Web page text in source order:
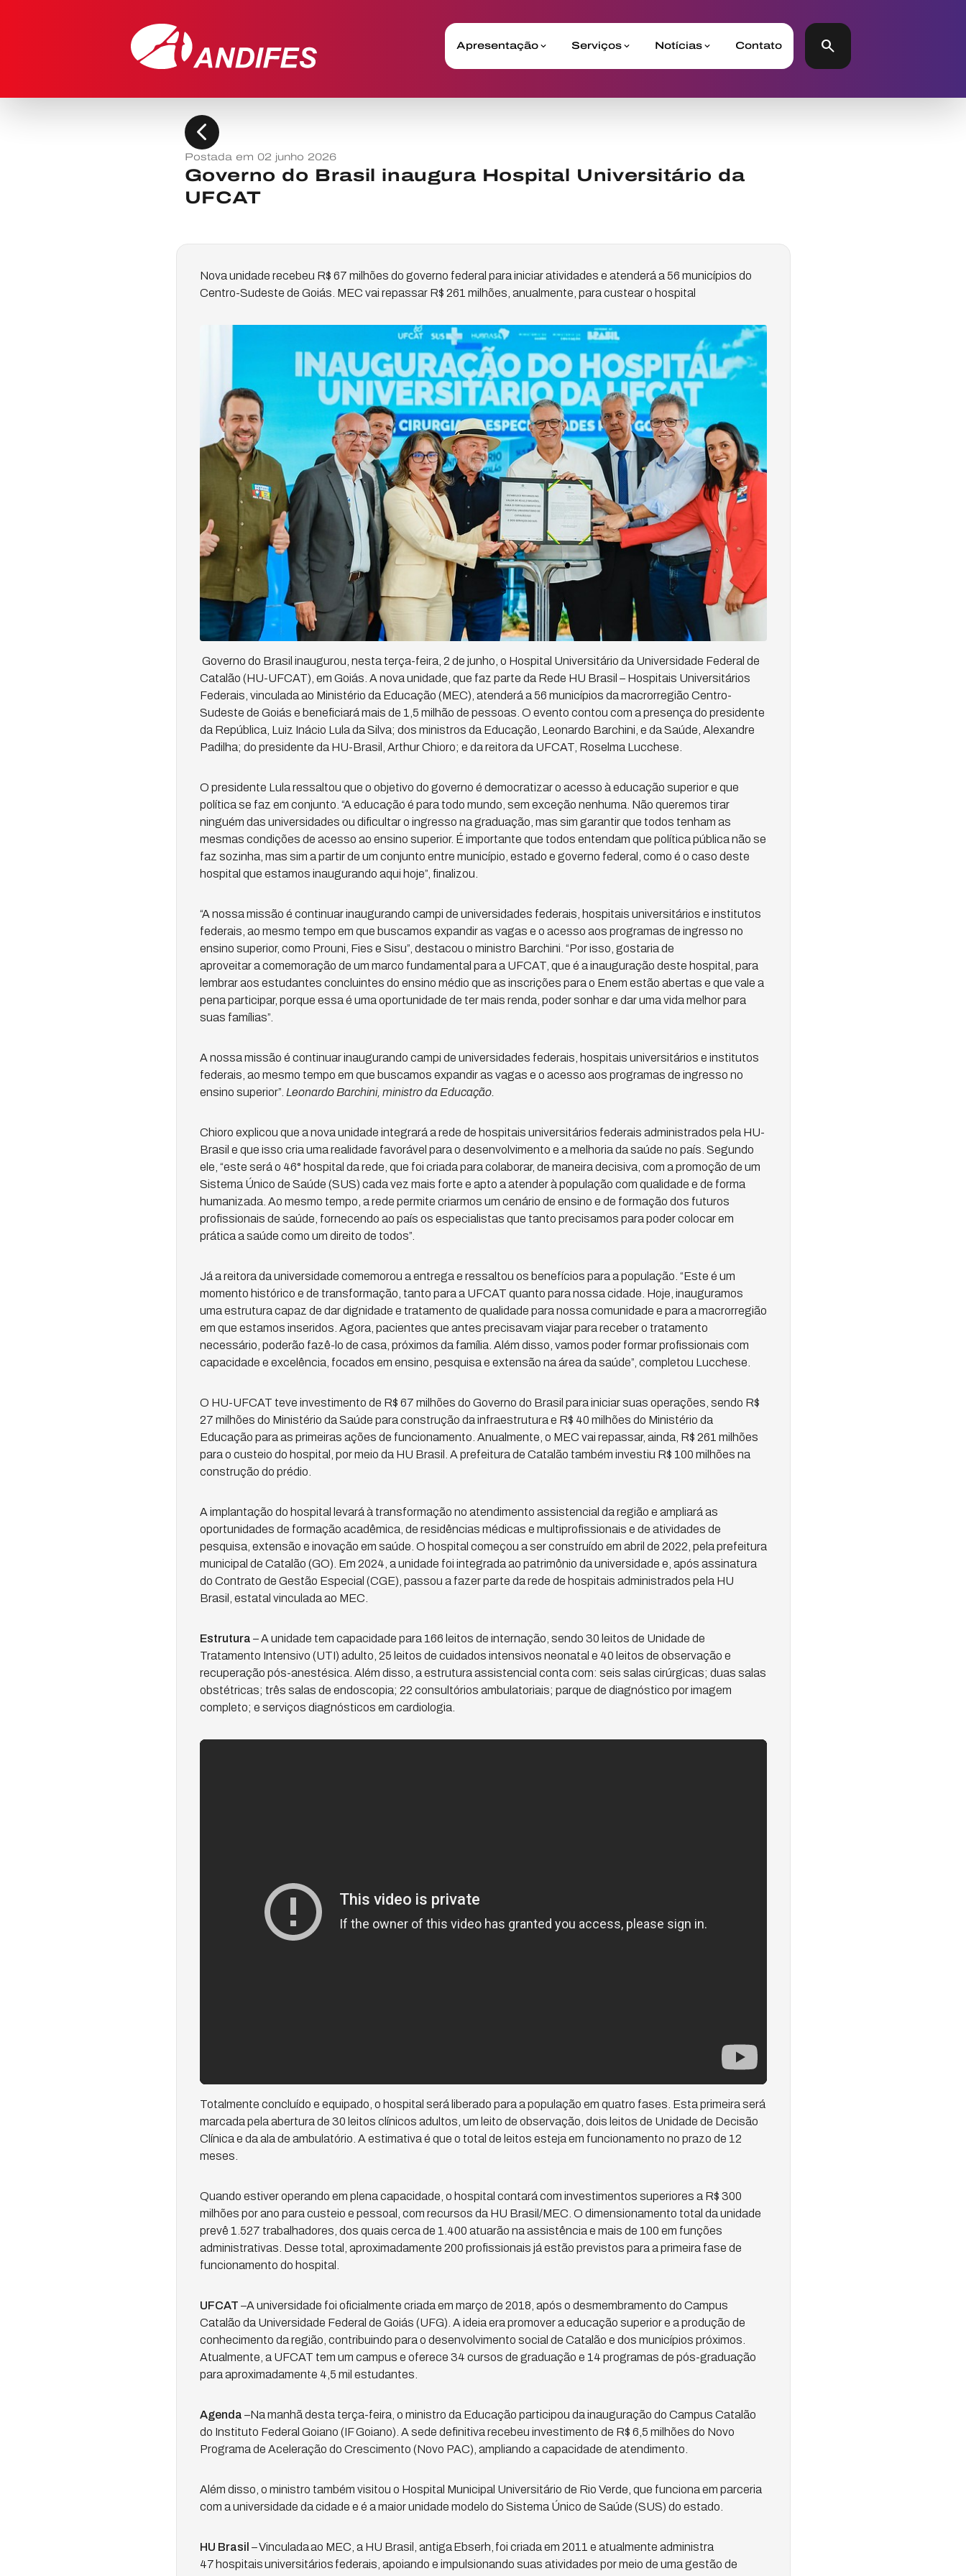
Apresentação Serviços Notícias Contato search
chevron_left
Postada em 02 junho 2026
Governo do Brasil inaugura Hospital Universitário da
UFCAT
Nova unidade recebeu R$ 67 milhões do governo federal para iniciar atividades e atenderá a 56 municípios do
Centro-Sudeste de Goiás. MEC vai repassar R$ 261 milhões, anualmente, para custear o hospital
Governo do Brasil inaugurou, nesta terça-feira, 2 de junho, o Hospital Universitário da Universidade Federal de
Catalão (HU-UFCAT), em Goiás. A nova unidade, que faz parte da Rede HU Brasil – Hospitais Universitários
Federais, vinculada ao Ministério da Educação (MEC), atenderá a 56 municípios da macrorregião Centro-
Sudeste de Goiás e beneficiará mais de 1,5 milhão de pessoas. O evento contou com a presença do presidente
da República, Luiz Inácio Lula da Silva; dos ministros da Educação, Leonardo Barchini, e da Saúde, Alexandre
Padilha; do presidente da HU-Brasil, Arthur Chioro; e da reitora da UFCAT, Roselma Lucchese.
O presidente Lula ressaltou que o objetivo do governo é democratizar o acesso à educação superior e que
política se faz em conjunto. “A educação é para todo mundo, sem exceção nenhuma. Não queremos tirar
ninguém das universidades ou dificultar o ingresso na graduação, mas sim garantir que todos tenham as
mesmas condições de acesso ao ensino superior. É importante que todos entendam que política pública não se
faz sozinha, mas sim a partir de um conjunto entre município, estado e governo federal, como é o caso deste
hospital que estamos inaugurando aqui hoje”, finalizou.
“A nossa missão é continuar inaugurando campi de universidades federais, hospitais universitários e institutos
federais, ao mesmo tempo em que buscamos expandir as vagas e o acesso aos programas de ingresso no
ensino superior, como Prouni, Fies e Sisu”, destacou o ministro Barchini. “Por isso, gostaria de
aproveitar a comemoração de um marco fundamental para a UFCAT, que é a inauguração deste hospital, para
lembrar aos estudantes concluintes do ensino médio que as inscrições para o Enem estão abertas e que vale a
pena participar, porque essa é uma oportunidade de ter mais renda, poder sonhar e dar uma vida melhor para
suas famílias”.
A nossa missão é continuar inaugurando campi de universidades federais, hospitais universitários e institutos
federais, ao mesmo tempo em que buscamos expandir as vagas e o acesso aos programas de ingresso no
ensino superior”. Leonardo Barchini, ministro da Educação.
Chioro explicou que a nova unidade integrará a rede de hospitais universitários federais administrados pela HU-
Brasil e que isso cria uma realidade favorável para o desenvolvimento e a melhoria da saúde no país. Segundo
ele, “este será o 46° hospital da rede, que foi criada para colaborar, de maneira decisiva, com a promoção de um
Sistema Único de Saúde (SUS) cada vez mais forte e apto a atender à população com qualidade e de forma
humanizada. Ao mesmo tempo, a rede permite criarmos um cenário de ensino e de formação dos futuros
profissionais de saúde, fornecendo ao país os especialistas que tanto precisamos para poder colocar em
prática a saúde como um direito de todos”.
Já a reitora da universidade comemorou a entrega e ressaltou os benefícios para a população. “Este é um
momento histórico e de transformação, tanto para a UFCAT quanto para nossa cidade. Hoje, inauguramos
uma estrutura capaz de dar dignidade e tratamento de qualidade para nossa comunidade e para a macrorregião
em que estamos inseridos. Agora, pacientes que antes precisavam viajar para receber o tratamento
necessário, poderão fazê-lo de casa, próximos da família. Além disso, vamos poder formar profissionais com
capacidade e excelência, focados em ensino, pesquisa e extensão na área da saúde”, completou Lucchese.
O HU-UFCAT teve investimento de R$ 67 milhões do Governo do Brasil para iniciar suas operações, sendo R$
27 milhões do Ministério da Saúde para construção da infraestrutura e R$ 40 milhões do Ministério da
Educação para as primeiras ações de funcionamento. Anualmente, o MEC vai repassar, ainda, R$ 261 milhões
para o custeio do hospital, por meio da HU Brasil. A prefeitura de Catalão também investiu R$ 100 milhões na
construção do prédio.
A implantação do hospital levará à transformação no atendimento assistencial da região e ampliará as
oportunidades de formação acadêmica, de residências médicas e multiprofissionais e de atividades de
pesquisa, extensão e inovação em saúde. O hospital começou a ser construído em abril de 2022, pela prefeitura
municipal de Catalão (GO). Em 2024, a unidade foi integrada ao patrimônio da universidade e, após assinatura
do Contrato de Gestão Especial (CGE), passou a fazer parte da rede de hospitais administrados pela HU
Brasil, estatal vinculada ao MEC.
Estrutura – A unidade tem capacidade para 166 leitos de internação, sendo 30 leitos de Unidade de
Tratamento Intensivo (UTI) adulto, 25 leitos de cuidados intensivos neonatal e 40 leitos de observação e
recuperação pós-anestésica. Além disso, a estrutura assistencial conta com: seis salas cirúrgicas; duas salas
obstétricas; três salas de endoscopia; 22 consultórios ambulatoriais; parque de diagnóstico por imagem
completo; e serviços diagnósticos em cardiologia.
Totalmente concluído e equipado, o hospital será liberado para a população em quatro fases. Esta primeira será
marcada pela abertura de 30 leitos clínicos adultos, um leito de observação, dois leitos de Unidade de Decisão
Clínica e da ala de ambulatório. A estimativa é que o total de leitos esteja em funcionamento no prazo de 12
meses.
Quando estiver operando em plena capacidade, o hospital contará com investimentos superiores a R$ 300
milhões por ano para custeio e pessoal, com recursos da HU Brasil/MEC. O dimensionamento total da unidade
prevê 1.527 trabalhadores, dos quais cerca de 1.400 atuarão na assistência e mais de 100 em funções
administrativas. Desse total, aproximadamente 200 profissionais já estão previstos para a primeira fase de
funcionamento do hospital.
UFCAT –A universidade foi oficialmente criada em março de 2018, após o desmembramento do Campus
Catalão da Universidade Federal de Goiás (UFG). A ideia era promover a educação superior e a produção de
conhecimento da região, contribuindo para o desenvolvimento social de Catalão e dos municípios próximos.
Atualmente, a UFCAT tem um campus e oferece 34 cursos de graduação e 14 programas de pós-graduação
para aproximadamente 4,5 mil estudantes.
Agenda –Na manhã desta terça-feira, o ministro da Educação participou da inauguração do Campus Catalão
do Instituto Federal Goiano (IF Goiano). A sede definitiva recebeu investimento de R$ 6,5 milhões do Novo
Programa de Aceleração do Crescimento (Novo PAC), ampliando a capacidade de atendimento.
Além disso, o ministro também visitou o Hospital Municipal Universitário de Rio Verde, que funciona em parceria
com a universidade da cidade e é a maior unidade modelo do Sistema Único de Saúde (SUS) do estado.
HU Brasil – Vinculada ao MEC, a HU Brasil, antiga Ebserh, foi criada em 2011 e atualmente administra
47 hospitais universitários federais, apoiando e impulsionando suas atividades por meio de uma gestão de